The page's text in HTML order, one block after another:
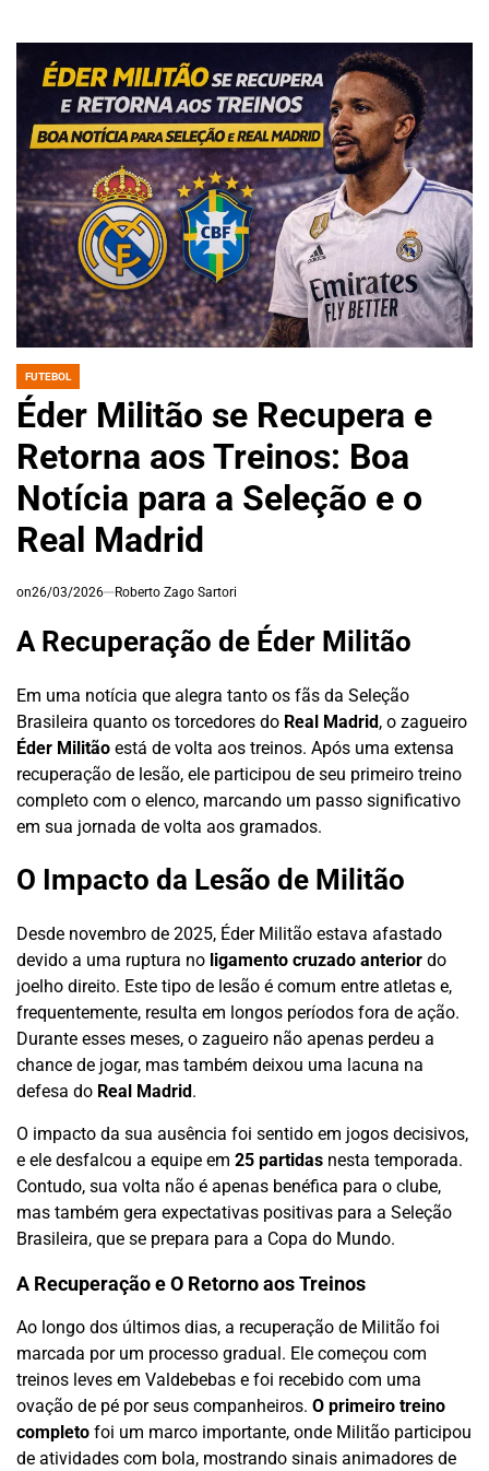
POSTED
IN
FUTEBOL
Éder Militão se Recupera e
Retorna aos Treinos: Boa
Notícia para a Seleção e o
Real Madrid
on26/03/2026 Roberto Zago Sartori
A Recuperação de Éder Militão
Em uma notícia que alegra tanto os fãs da Seleção
Brasileira quanto os torcedores do Real Madrid, o zagueiro
Éder Militão está de volta aos treinos. Após uma extensa
recuperação de lesão, ele participou de seu primeiro treino
completo com o elenco, marcando um passo significativo
em sua jornada de volta aos gramados.
O Impacto da Lesão de Militão
Desde novembro de 2025, Éder Militão estava afastado
devido a uma ruptura no ligamento cruzado anterior do
joelho direito. Este tipo de lesão é comum entre atletas e,
frequentemente, resulta em longos períodos fora de ação.
Durante esses meses, o zagueiro não apenas perdeu a
chance de jogar, mas também deixou uma lacuna na
defesa do Real Madrid.
O impacto da sua ausência foi sentido em jogos decisivos,
e ele desfalcou a equipe em 25 partidas nesta temporada.
Contudo, sua volta não é apenas benéfica para o clube,
mas também gera expectativas positivas para a Seleção
Brasileira, que se prepara para a Copa do Mundo.
A Recuperação e O Retorno aos Treinos
Ao longo dos últimos dias, a recuperação de Militão foi
marcada por um processo gradual. Ele começou com
treinos leves em Valdebebas e foi recebido com uma
ovação de pé por seus companheiros. O primeiro treino
completo foi um marco importante, onde Militão participou
de atividades com bola, mostrando sinais animadores de